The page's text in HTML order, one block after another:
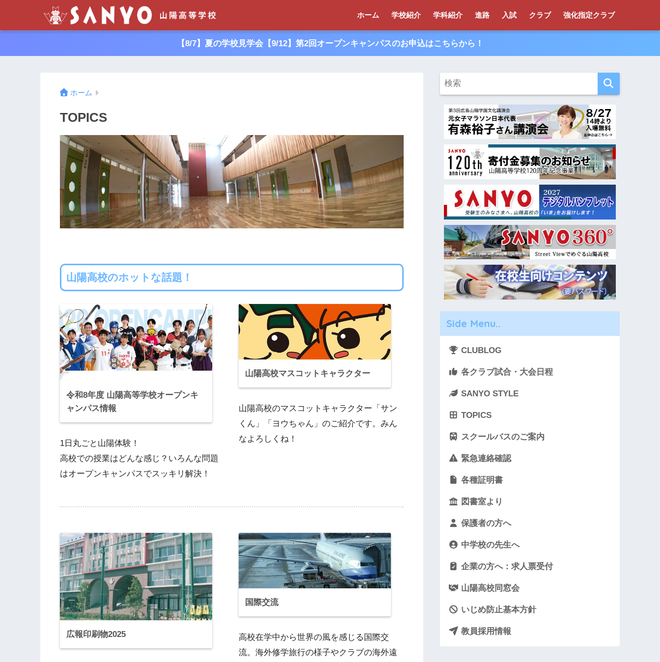
ホーム 学校紹介 学科紹介 進路 入試 クラブ 強化指定クラブ
【8/7】夏の学校見学会【9/12】第2回オープンキャンパスのお申込はこちらから！
ホーム
TOPICS
山陽高校のホットな話題！
令和8年度 山陽高等学校オープンキ
ャンパス情報
1日丸ごと山陽体験！
高校での授業はどんな感じ？いろんな問題
はオープンキャンパスでスッキリ解決！
山陽高校マスコットキャラクター
山陽高校のマスコットキャラクター「サン
くん」「ヨウちゃん」のご紹介です。みん
なよろしくね！
広報印刷物2025
国際交流
高校在学中から世界の風を感じる国際交
流。海外修学旅行の様子やクラブの海外遠
Side Menu..
CLUBLOG
各クラブ試合・大会日程
SANYO STYLE
TOPICS
スクールバスのご案内
緊急連絡確認
各種証明書
図書室より
保護者の方へ
中学校の先生へ
企業の方へ：求人票受付
山陽高校同窓会
いじめ防止基本方針
教員採用情報